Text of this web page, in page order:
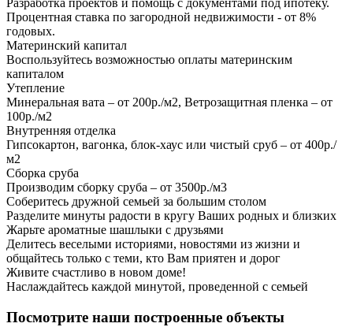
Разработка проектов и помощь с документами под ипотеку.
Процентная ставка по загородной недвижимости - от 8%
годовых.
Материнский капитал
Воспользуйтесь возможностью оплаты материнским
капиталом
Утепление
Минеральная вата – от 200р./м2, Ветрозащитная пленка – от
100р./м2
Внутренняя отделка
Гипсокартон, вагонка, блок-хаус или чистый сруб – от 400р./
м2
Сборка сруба
Производим сборку сруба – от 3500р./м3
Соберитесь дружной семьей за большим столом
Разделите минуты радости в кругу Ваших родных и близких
Жарьте ароматные шашлыки с друзьями
Делитесь веселыми историями, новостями из жизни и
общайтесь только с теми, кто Вам приятен и дорог
Живите счастливо в новом доме!
Наслаждайтесь каждой минутой, проведенной с семьей
Посмотрите наши построенные объекты